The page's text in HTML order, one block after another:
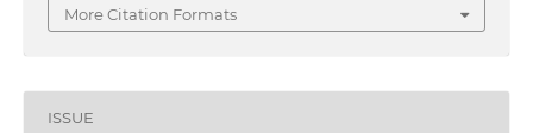
More Citation Formats
ISSUE